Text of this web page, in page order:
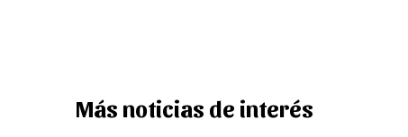
Más noticias de interés